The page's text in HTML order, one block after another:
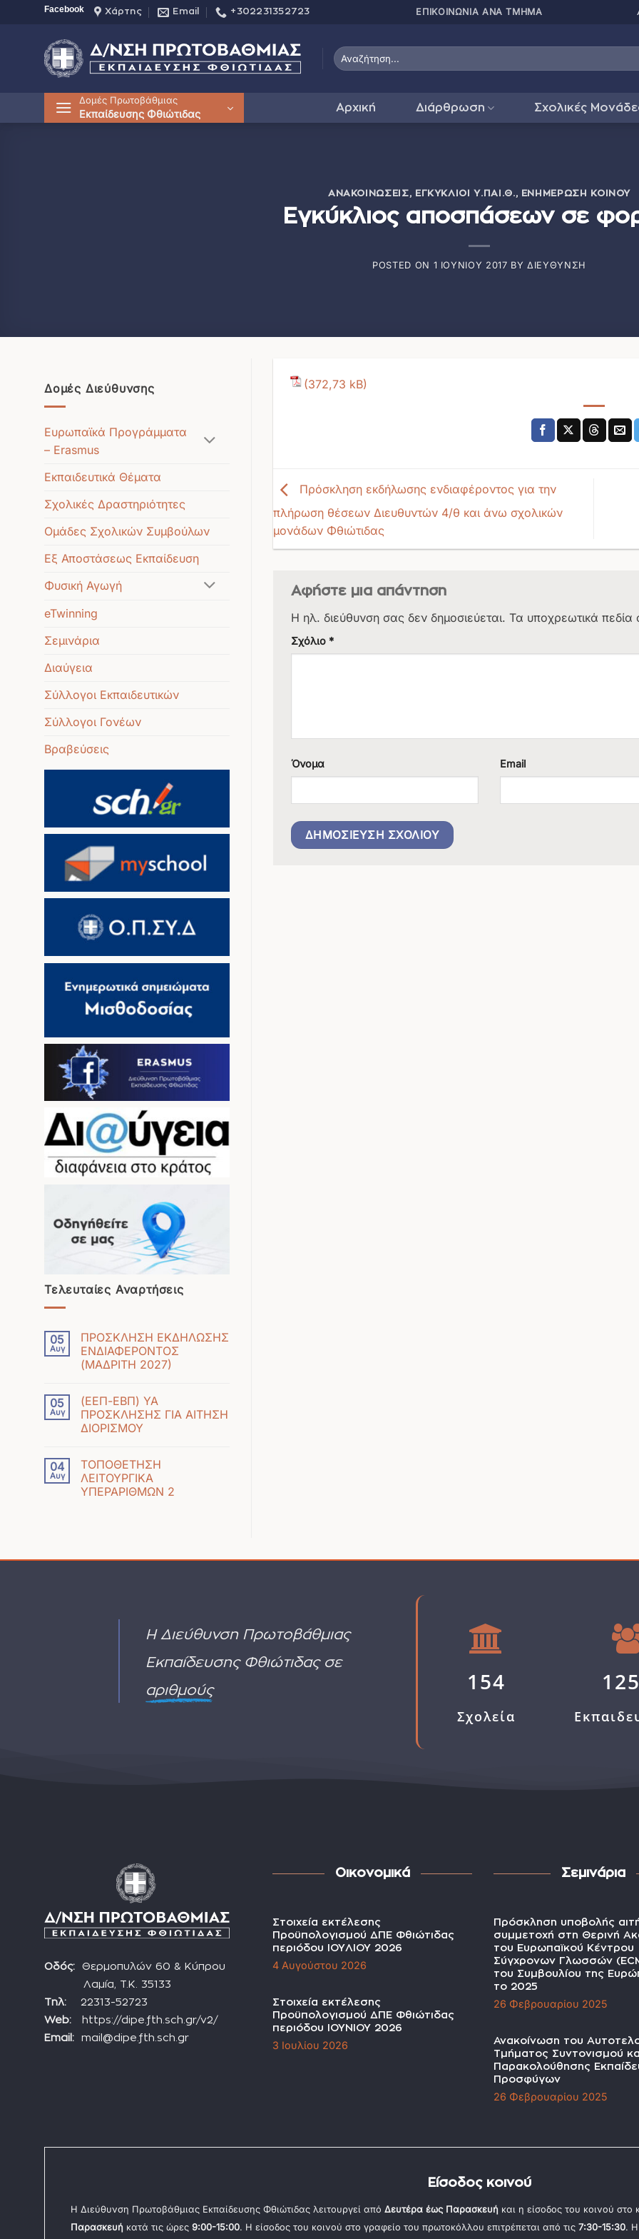
Μετάβαση
περιεχόμενο
Facebook Χάρτης Email +302231352723 ΠΑΤΗΣΤΕ ΕΔΩ ΓΙΑ
Δομές Πρωτοβάθμιας
Εκπαίδευσης Φθιώτιδας Αρχική Διάρθρωση Σχολικές
ΑΝΑΚΟΙΝΏΣΕΙΣ, ΕΓΚΎΚΛΙΟΙ Υ.ΠΑΙ.Θ., ΕΝΗΜΈΡΩΣΗ ΚΟΙΝΟΎ
Εγκύκλιος αποσπάσεων σε
POSTED ON 1 ΙΟΥΝΊΟΥ 2017 BYΔΙΕΎΘΥΝΣΗ
Δομές Διεύθυνσης
Ευρωπαϊκά Προγράμματα
– Erasmus
Εκπαιδευτικά Θέματα
Σχολικές Δραστηριότητες
Ομάδες Σχολικών Συμβούλων
Εξ Αποστάσεως Εκπαίδευση
Φυσική Αγωγή
eTwinning
Σεμινάρια
Διαύγεια
Σύλλογοι Εκπαιδευτικών
Σύλλογοι Γονέων
Βραβεύσεις
Τελευταίες Αναρτήσεις
05
Αυγ
ΠΡΟΣΚΛΗΣΗ ΕΚΔΗΛΩΣΗΣ
ΕΝΔΙΑΦΕΡΟΝΤΟΣ
(ΜΑΔΡΙΤΗ 2027)
υπάρχουν
σχόλια
στο
ΠΡΟΣΚΛΗΣΗ
ΕΝΔΙΑΦΕΡΟΝΤΟΣ
(ΜΑΔΡΙΤΗ
2027)
05
Αυγ
(ΕΕΠ-ΕΒΠ) ΥΑ
ΠΡΟΣΚΛΗΣΗΣ ΓΙΑ ΑΙΤΗΣΗ
ΔΙΟΡΙΣΜΟΥ
υπάρχουν
σχόλια
στο
(ΕΕΠ-
04
Αυγ
ΤΟΠΟΘΕΤΗΣΗ
ΛΕΙΤΟΥΡΓΙΚΑ
ΥΠΕΡΑΡΙΘΜΩΝ 2
ΤΟΠΟΘΕΤΗΣΗ
Πρόσκληση εκδήλωσης ενδιαφέροντος για την
πλήρωση θέσεων Διευθυντών 4/θ και άνω σχολικών
μονάδων Φθιώτιδας
Αφήστε μια απάντηση
Η ηλ. διεύθυνση σας δεν δημοσιεύεται. Τα υποχρεωτικά πεδία
Σχόλιο *
Όνομα Email
Η Διεύθυνση Πρωτοβάθμιας
Εκπαίδευσης Φθιώτιδας σε
αριθμούς
154
Σχολεία
Οδός: Θερμοπυλών 60 & Κύπρου
Λαμία, Τ.Κ. 35133
Τηλ: 22313-52723
Web: https://dipe.fth.sch.gr/v2/
Email: mail@dipe.fth.sch.gr
Οικονομικά
Στοιχεία εκτέλεσης
Προϋπολογισμού ΔΠΕ Φθιώτιδας
περιόδου ΙΟΥΛΙΟΥ 2026
4 Αυγούστου 2026
Στοιχεία εκτέλεσης
Προϋπολογισμού ΔΠΕ Φθιώτιδας
περιόδου ΙΟΥΝΙΟΥ 2026
3 Ιουλίου 2026
Σεμινάρια
Πρόσκληση υποβολής
συμμετοχή στη Θερινή
του Ευρωπαϊκού Κέντρου
Σύγχρονων Γλωσσών
του Συμβουλίου της
το 2025
26 Φεβρουαρίου 2025
Ανακοίνωση του
Τμήματος Συντονισμού
Παρακολούθησης
Προσφύγων
26 Φεβρουαρίου 2025
Είσοδος κοινού
Η Διεύθυνση Πρωτοβάθμιας Εκπαίδευσης Φθιώτιδας λειτουργεί από Δευτέρα έως Παρασκευή και η είσοδος του κοινού στο
Παρασκευή κατά τις ώρες 9:00-15:00. Η είσοδος του κοινού στο γραφείο του πρωτοκόλλου επιτρέπεται από τις 7:30-15:30. Η